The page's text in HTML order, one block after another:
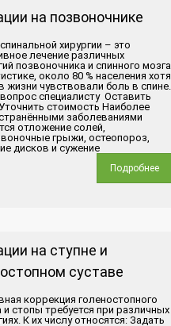
на позвоночнике
хирургии – это
лечение различных
позвоночника и спинного мозга.
около 80 % населения хотя
жизни чувствовали боль в спине.
специалисту Оставить
стоимость Наиболее
заболеваниями
отложение солей,
грыжи, остеопороз,
дисков и сужение
Подробнее
на ступне и
суставе
коррекция голеностопного
и стопы требуется при различных
К их числу относятся: Задать